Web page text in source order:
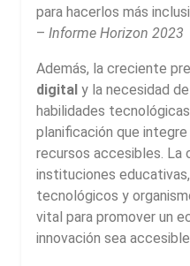
para hacerlos más
– Informe Horizon 2023
Además, la creciente
digital y la necesidad
habilidades
planificación que
recursos accesibles. La
instituciones
tecnológicos y
vital para promover un
innovación sea